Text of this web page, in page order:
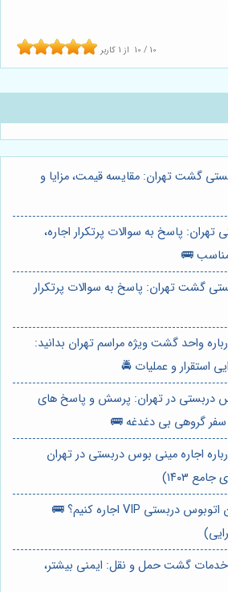
10 / 10 از 1 کاربر
گشت تهران: مقایسه قیمت، مزایا و
تهران: پاسخ به سوالات پرتکرار اجاره،
🚌
گشت تهران: پاسخ به سوالات پرتکرار
واحد گشت ویژه مراسم تهران بدانید:
استقرار و عملیات 🚔
دربستی در تهران: پرسش و پاسخ های
گروهی بی دغدغه 🚌
اجاره مینی بوس دربستی در تهران
۱۴۰۳)
⭐️ چگونه در تهران اتوبوس دربستی VIP اجاره کنیم؟ 🚌
خدمات گشت حمل و نقل: ایمنی بیشتر،